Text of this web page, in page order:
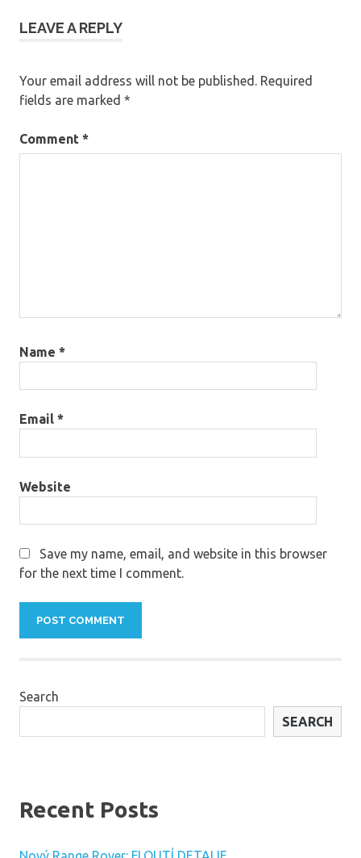
LEAVE A REPLY
Your email address will not be published. Required
fields are marked *
Comment *
Name *
Email *
Website
Save my name, email, and website in this browser
for the next time I comment.
Search
SEARCH
Recent Posts